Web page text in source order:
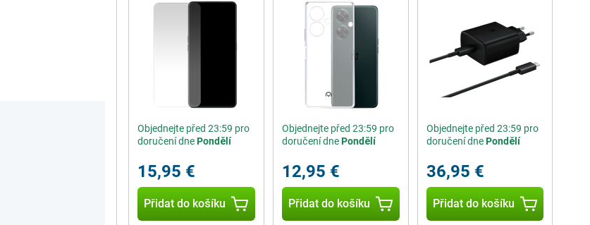
Objednejte před 23:59 pro
doručení dnePondělí
15,95 €
Přidat do košíku
Objednejte před 23:59 pro
doručení dnePondělí
12,95 €
Přidat do košíku
Objednejte před 23:59 pro
doručení dnePondělí
36,95 €
Přidat do košíku